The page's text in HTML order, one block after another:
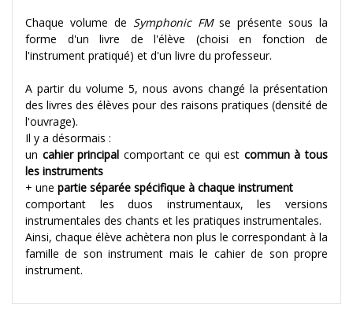
Chaque volume de Symphonic FMse présente sous la
forme d'un livre de l'élève (choisi en fonction de
l'instrument pratiqué) et d'un livre du professeur.
A partir du volume 5, nous avons changé la présentation
des livres des élèves pour des raisons pratiques (densité de
l'ouvrage).
Il y a désormais :
un cahier principal comportant ce qui est commun à tous
les instruments
+ une partie séparée spécifique à chaque instrument
comportant les duos instrumentaux, les versions
instrumentales des chants et les pratiques instrumentales.
Ainsi, chaque élève achètera non plus le correspondant à la
famille de son instrument mais le cahier de son propre
instrument.